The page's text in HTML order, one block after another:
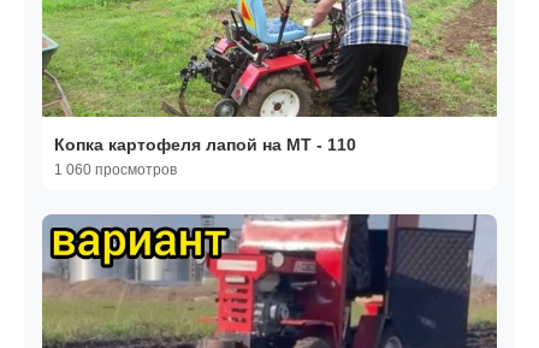
Копка картофеля лапой на МТ - 110
1 060 просмотров